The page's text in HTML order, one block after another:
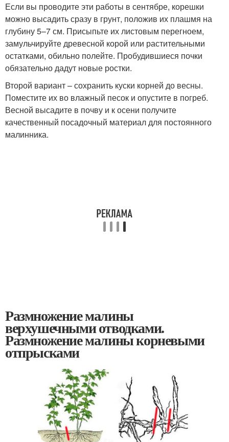
Если вы проводите эти работы в сентябре, корешки
можно высадить сразу в грунт, положив их плашмя на
глубину 5–7 см. Присыпьте их листовым перегноем,
замульчируйте древесной корой или растительными
остатками, обильно полейте. Пробудившиеся почки
обязательно дадут новые ростки.
Второй вариант – сохранить куски корней до весны.
Поместите их во влажный песок и опустите в погреб.
Весной высадите в почву и к осени получите
качественный посадочный материал для постоянного
малинника.
Размножение малины
верхушечными отводками.
Размножение малины корневыми
отпрысками